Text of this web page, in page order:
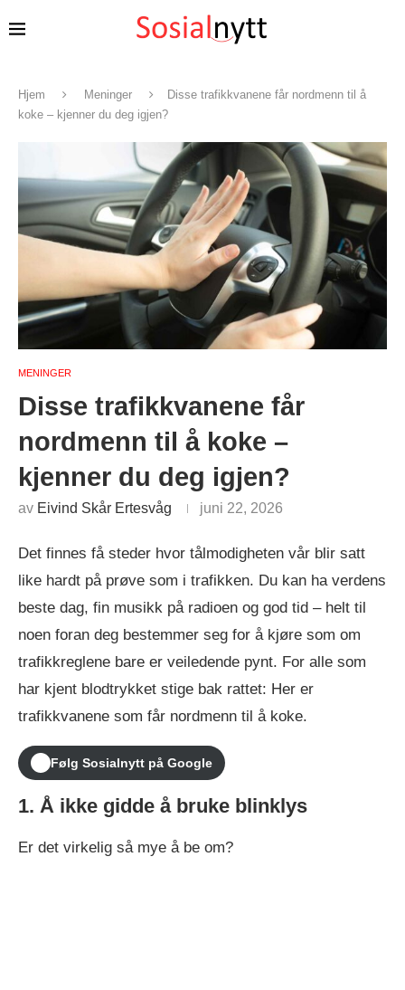
Hjem Meninger
Disse trafikkvanene får nordmenn til å
koke – kjenner du deg igjen?
MENINGER
Disse trafikkvanene får
nordmenn til å koke –
kjenner du deg igjen?
av Eivind Skår Ertesvåg juni 22, 2026
Det finnes få steder hvor tålmodigheten vår blir satt
like hardt på prøve som i trafikken. Du kan ha verdens
beste dag, fin musikk på radioen og god tid – helt til
noen foran deg bestemmer seg for å kjøre som om
trafikkreglene bare er veiledende pynt. For alle som
har kjent blodtrykket stige bak rattet: Her er
trafikkvanene som får nordmenn til å koke.
Følg Sosialnytt på Google
1. Å ikke gidde å bruke blinklys
Er det virkelig så mye å be om?